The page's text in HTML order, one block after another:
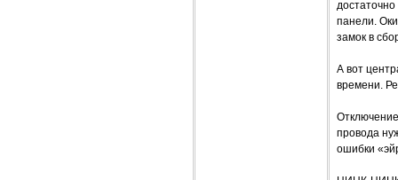
панели.
замок в
А вот
времени.
провода
ошибки